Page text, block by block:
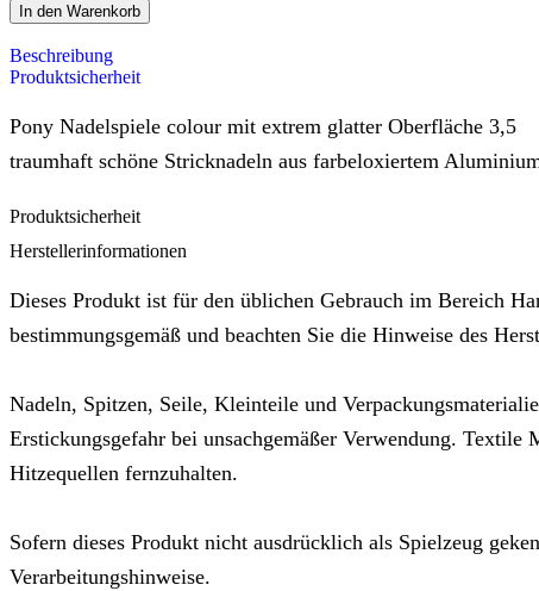
In den Warenkorb
Beschreibung
Produktsicherheit
Pony Nadelspiele colour mit extrem glatter Oberfläche 3,5
traumhaft schöne Stricknadeln aus farbeloxiertem
Produktsicherheit
Herstellerinformationen
Dieses Produkt ist für den üblichen Gebrauch im Bereich
bestimmungsgemäß und beachten Sie die Hinweise des
Nadeln, Spitzen, Seile, Kleinteile und
Erstickungsgefahr bei unsachgemäßer Verwendung.
Hitzequellen fernzuhalten.
Sofern dieses Produkt nicht ausdrücklich als Spielzeug
Verarbeitungshinweise.